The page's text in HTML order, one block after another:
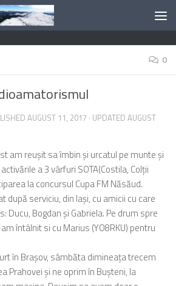
0
AUGUST 11, 2017 · UPDATED AUGUST
am reușit sa îmbin și urcatul pe munte și
a 3 vârfuri SOTA(Costila, Colții
la concursul Cupa FM Năsăud.
după serviciu, din Iași, cu amicii cu care
Ducu, Bogdan și Gabriela. Pe drum spre
întâlnit si cu Marius (YO8RKU) pentru
în Brașov, sâmbăta dimineața trecem
Prahovei și ne oprim în Bușteni, la